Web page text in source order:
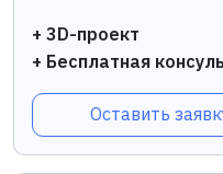
+ 3D-проект
+ Бесплатная
Оставить